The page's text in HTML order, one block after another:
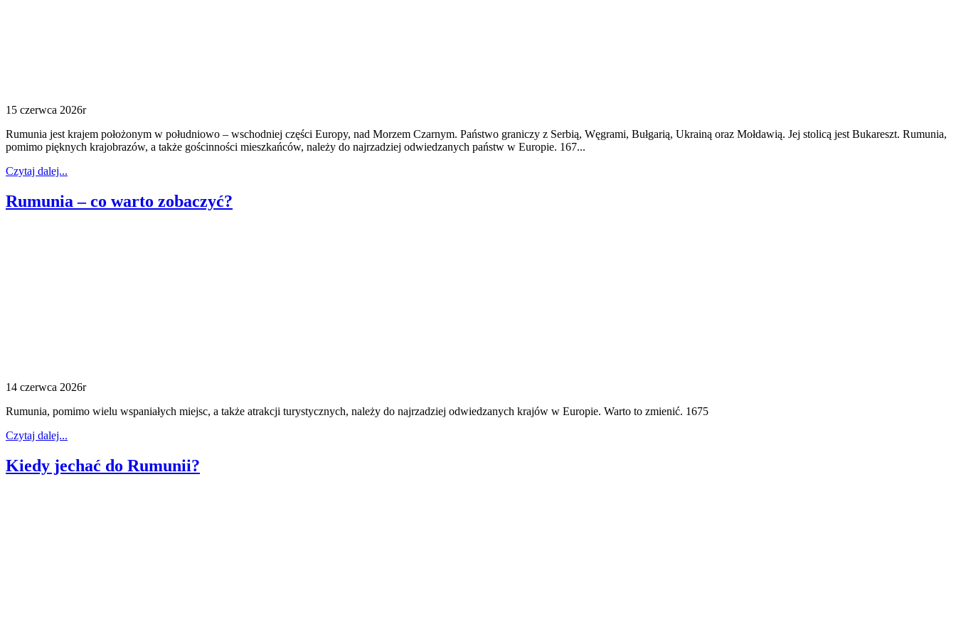
15 czerwca 2026r
Rumunia jest krajem położonym w południowo – wschodniej części Europy, nad Morzem Czarnym. Państwo graniczy z Serbią, Węgrami, Bułgarią, Ukrainą oraz Mołdawią. Jej stolicą jest Bukareszt. Rumunia,
pomimo pięknych krajobrazów, a także gościnności mieszkańców, należy do najrzadziej odwiedzanych państw w Europie. 167...
Czytaj dalej...
Rumunia – co warto zobaczyć?
14 czerwca 2026r
Rumunia, pomimo wielu wspaniałych miejsc, a także atrakcji turystycznych, należy do najrzadziej odwiedzanych krajów w Europie. Warto to zmienić. 1675
Czytaj dalej...
Kiedy jechać do Rumunii?